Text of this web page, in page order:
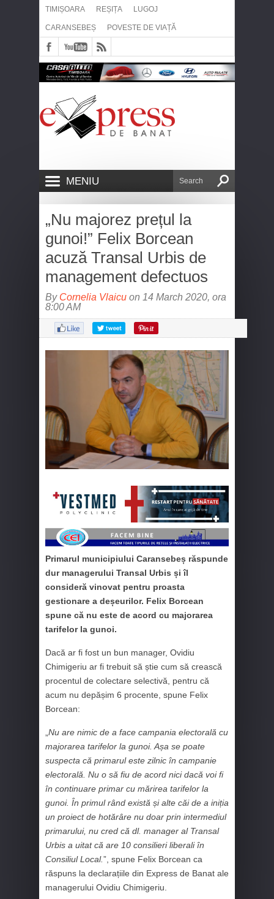
TIMIȘOARA REȘIȚA LUGOJ
CARANSEBEȘ POVESTE DE VIAȚĂ
MENIU
„Nu majorez prețul la
gunoi!” Felix Borcean
acuză Transal Urbis de
management defectuos
By Cornelia Vlaicu on 14 March 2020, ora
8:00 AM
Primarul municipiului Caransebeș răspunde
dur managerului Transal Urbis și îl
consideră vinovat pentru proasta
gestionare a deșeurilor. Felix Borcean
spune că nu este de acord cu majorarea
tarifelor la gunoi.
Dacă ar fi fost un bun manager, Ovidiu
Chimigeriu ar fi trebuit să știe cum să crească
procentul de colectare selectivă, pentru că
acum nu depășim 6 procente, spune Felix
Borcean:
„Nu are nimic de a face campania electorală cu
majorarea tarifelor la gunoi. Așa se poate
suspecta că primarul este zilnic în campanie
electorală. Nu o să fiu de acord nici dacă voi fi
în continuare primar cu mărirea tarifelor la
gunoi. În primul rând există și alte căi de a iniția
un proiect de hotărâre nu doar prin intermediul
primarului, nu cred că dl. manager al Transal
Urbis a uitat că are 10 consilieri liberali în
Consiliul Local.”, spune Felix Borcean ca
răspuns la declarațiile din Express de Banat ale
managerului Ovidiu Chimigeriu.